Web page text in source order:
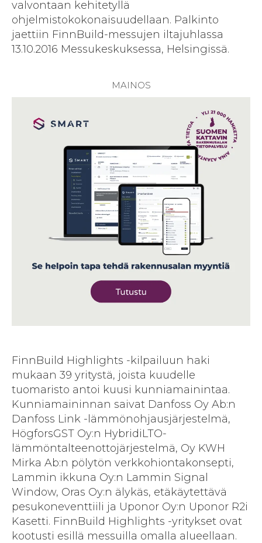
valvontaan kehitetyllä
ohjelmistokokonaisuudellaan. Palkinto
jaettiin FinnBuild-messujen iltajuhlassa
13.10.2016 Messukeskuksessa, Helsingissä.
FinnBuild Highlights -kilpailuun haki
mukaan 39 yritystä, joista kuudelle
tuomaristo antoi kuusi kunniamainintaa.
Kunniamaininnan saivat Danfoss Oy Ab:n
Danfoss Link -lämmönohjausjärjestelmä,
HögforsGST Oy:n HybridiLTO-
lämmöntalteenottojärjestelmä, Oy KWH
Mirka Ab:n pölytön verkkohiontakonsepti,
Lammin ikkuna Oy:n Lammin Signal
Window, Oras Oy:n älykäs, etäkäytettävä
pesukoneventtiili ja Uponor Oy:n Uponor R2i
Kasetti. FinnBuild Highlights -yritykset ovat
kootusti esillä messuilla omalla alueellaan.